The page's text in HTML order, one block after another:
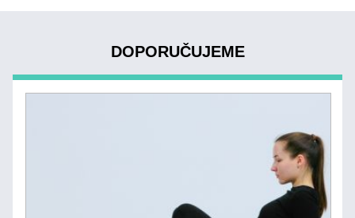
DOPORUČUJEME